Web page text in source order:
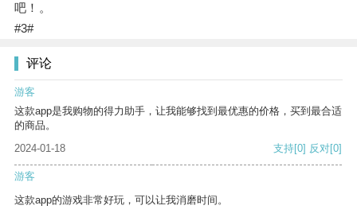
吧！。
#3#
评论
游客
这款app是我购物的得力助手，让我能够找到最优惠的价格，买到最合适
的商品。
2024-01-18
支持[0] 反对[0]
游客
这款app的游戏非常好玩，可以让我消磨时间。